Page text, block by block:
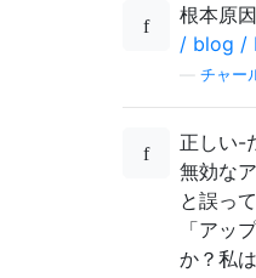
根本原
/ blog /
チャー
正しい-
無効な
と誤っ
「アッ
か？私